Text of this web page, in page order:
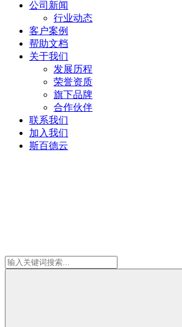
公司新闻
行业动态
客户案例
帮助文档
关于我们
发展历程
荣誉资质
旗下品牌
合作伙伴
联系我们
加入我们
斯百德云